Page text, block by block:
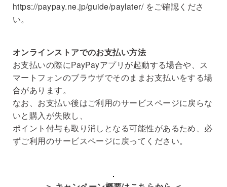
https://paypay.ne.jp/guide/paylater/をご確認くださ
い。
オンラインストアでのお支払い方法
お支払いの際にPayPayアプリが起動する場合や、ス
マートフォンのブラウザでそのままお支払いをする場
合があります。
なお、お支払い後はご利用のサービスページに戻らな
いと購入が失敗し、
ポイント付与も取り消しとなる可能性があるため、必
ずご利用のサービスページに戻ってください。